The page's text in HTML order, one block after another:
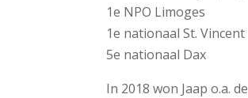
1e NPO Limoges
1e nationaal St. Vincent
5e nationaal Dax
In 2018 won Jaap o.a. de